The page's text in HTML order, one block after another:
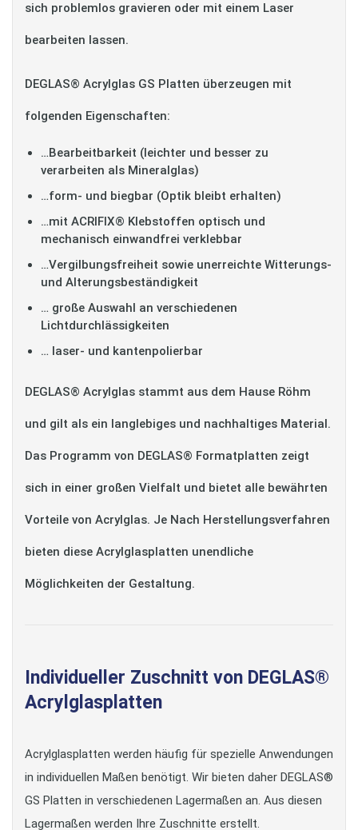
sich problemlos gravieren oder mit einem Laser
bearbeiten lassen.
DEGLAS® Acrylglas GS Platten überzeugen mit
folgenden Eigenschaften:
…Bearbeitbarkeit (leichter und besser zu
verarbeiten als Mineralglas)
…form- und biegbar (Optik bleibt erhalten)
…mit ACRIFIX® Klebstoffen optisch und
mechanisch einwandfrei verklebbar
…Vergilbungsfreiheit sowie unerreichte Witterungs-
und Alterungsbeständigkeit
… große Auswahl an verschiedenen
Lichtdurchlässigkeiten
… laser- und kantenpolierbar
DEGLAS® Acrylglas stammt aus dem Hause Röhm
und gilt als ein langlebiges und nachhaltiges Material.
Das Programm von DEGLAS® Formatplatten zeigt
sich in einer großen Vielfalt und bietet alle bewährten
Vorteile von Acrylglas. Je Nach Herstellungsverfahren
bieten diese Acrylglasplatten unendliche
Möglichkeiten der Gestaltung.
Individueller Zuschnitt von DEGLAS®
Acrylglasplatten
Acrylglasplatten werden häufig für spezielle Anwendungen
in individuellen Maßen benötigt. Wir bieten daher DEGLAS®
GS Platten in verschiedenen Lagermaßen an. Aus diesen
Lagermaßen werden Ihre Zuschnitte erstellt.